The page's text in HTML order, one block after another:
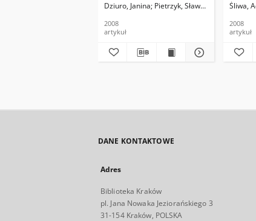
Dziuro, Janina Pietrzyk, Sławomir. Fot.
2008
artykuł
Śliwa,
2008
artykuł
DANE KONTAKTOWE
Adres
Biblioteka Kraków
pl. Jana Nowaka Jeziorańskiego 3
31-154 Kraków, POLSKA